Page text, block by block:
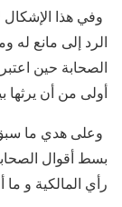
وفي هذا الإشكال
الرد إلى مانع له
الصحابة حين
أولى من أن يرثها
وعلى هدي ما
بسط أقوال
رأي المالكية و